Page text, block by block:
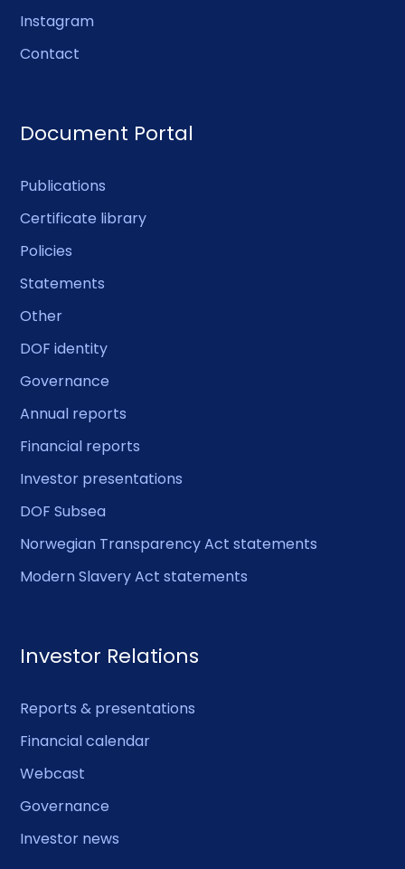
Instagram
Contact
Document Portal
Publications
Certificate library
Policies
Statements
Other
DOF identity
Governance
Annual reports
Financial reports
Investor presentations
DOF Subsea
Norwegian Transparency Act statements
Modern Slavery Act statements
Investor Relations
Reports & presentations
Financial calendar
Webcast
Governance
Investor news